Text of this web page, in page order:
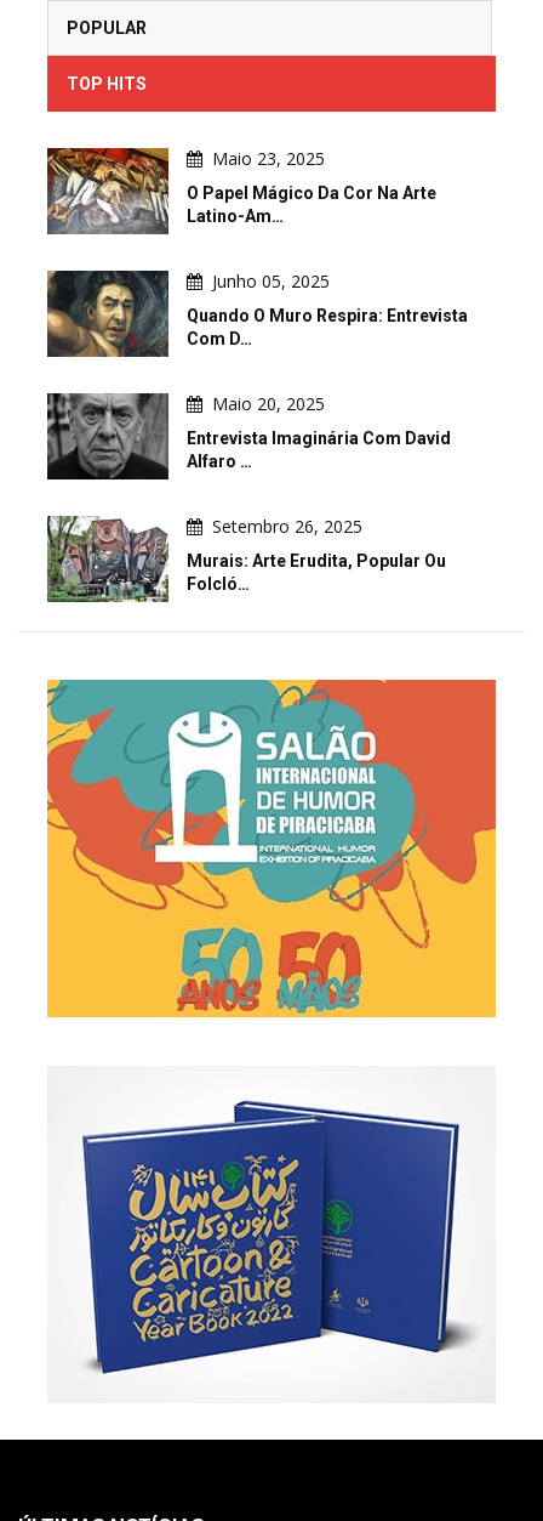
POPULAR
TOP HITS
Maio 23, 2025
O Papel Mágico Da Cor Na Arte
Latino-Am…
Junho 05, 2025
Quando O Muro Respira: Entrevista
Com D…
Maio 20, 2025
Entrevista Imaginária Com David
Alfaro …
Setembro 26, 2025
Murais: Arte Erudita, Popular Ou
Folcló…